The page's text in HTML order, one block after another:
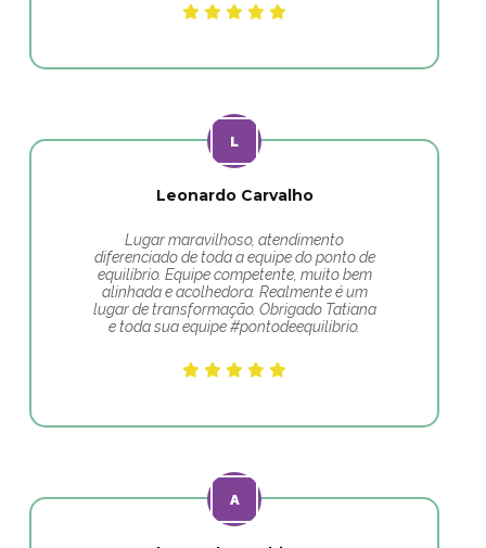
Leonardo Carvalho
Lugar maravilhoso, atendimento
diferenciado de toda a equipe do ponto de
equilíbrio. Equipe competente, muito bem
alinhada e acolhedora. Realmente é um
lugar de transformação. Obrigado Tatiana
e toda sua equipe #pontodeequilibrio.